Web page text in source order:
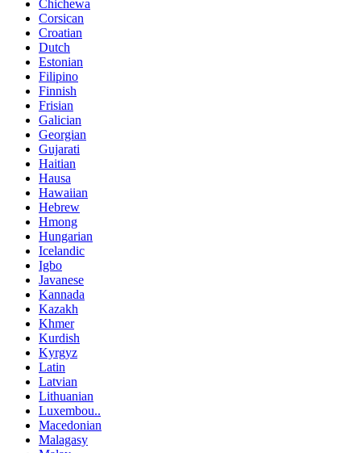
Chichewa
Corsican
Croatian
Dutch
Estonian
Filipino
Finnish
Frisian
Galician
Georgian
Gujarati
Haitian
Hausa
Hawaiian
Hebrew
Hmong
Hungarian
Icelandic
Igbo
Javanese
Kannada
Kazakh
Khmer
Kurdish
Kyrgyz
Latin
Latvian
Lithuanian
Luxembou..
Macedonian
Malagasy